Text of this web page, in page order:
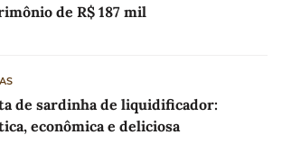
de R$ 187 mil
de sardinha de liquidificador:
econômica e deliciosa